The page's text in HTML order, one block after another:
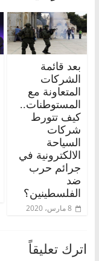
بعد قائمة
الشركات
المتعاونة مع
المستوطنات..
كيف تتورط
شركات
السياحة
الالكترونية في
جرائم حرب
ضد
الفلسطينين؟
8 مارس، 2020
اترك تعليقاً